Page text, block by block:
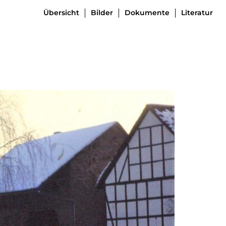
Übersicht Bilder Dokumente Literatur